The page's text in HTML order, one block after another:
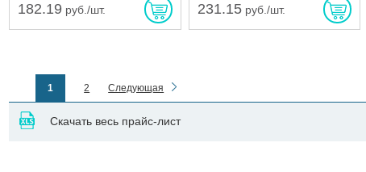
182.19 руб./шт. 231.15руб./шт.
1 2 Следующая
Скачать весь прайс-лист